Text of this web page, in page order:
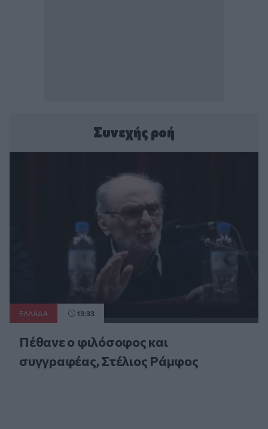
Συνεχής ροή
ΕΛΛAΔΑ 13:33
Πέθανε ο φιλόσοφος και
συγγραφέας, Στέλιος Ράμφος